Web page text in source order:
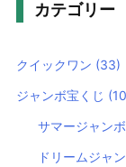
カテゴリー
クイックワン (33)
ジャンボ宝くじ
サマージャンボ
ドリームジャ